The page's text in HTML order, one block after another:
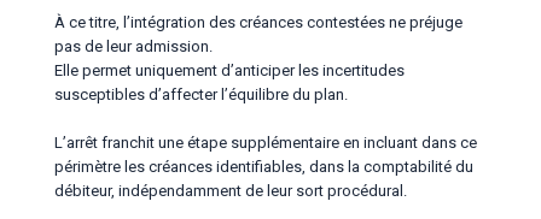
À ce titre, l’intégration des créances contestées ne préjuge
pas de leur admission.
Elle permet uniquement d’anticiper les incertitudes
susceptibles d’affecter l’équilibre du plan.
L’arrêt franchit une étape supplémentaire en incluant dans ce
périmètre les créances identifiables, dans la comptabilité du
débiteur, indépendamment de leur sort procédural.